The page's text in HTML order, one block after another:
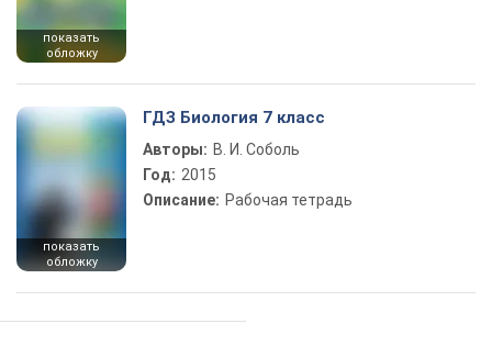
показать
обложку
показать
обложку
ГДЗ Биология 7 класс
Авторы: В. И. Соболь
Год: 2015
Описание: Рабочая тетрадь